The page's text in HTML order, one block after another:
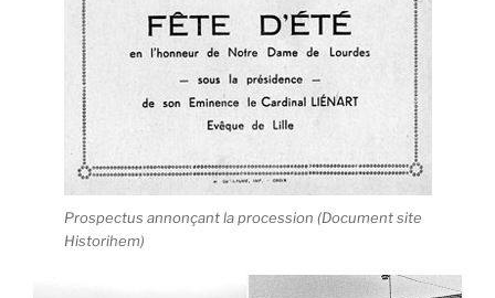
Prospectus annonçant la procession (Document site
Historihem)